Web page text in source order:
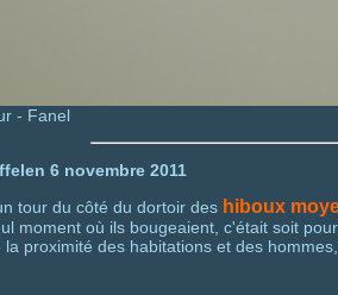
- Fanel
6 novembre 2011
tour du côté du dortoir des hiboux
moment où ils bougeaient, c'était soit
la proximité des habitations et des